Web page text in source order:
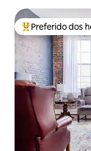
Entre os
Preferido dos